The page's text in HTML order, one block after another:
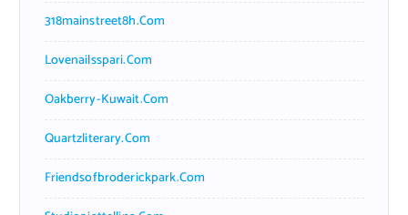
318mainstreet8h.com
Lovenailsspari.com
Oakberry-Kuwait.com
Quartzliterary.com
Friendsofbroderickpark.com